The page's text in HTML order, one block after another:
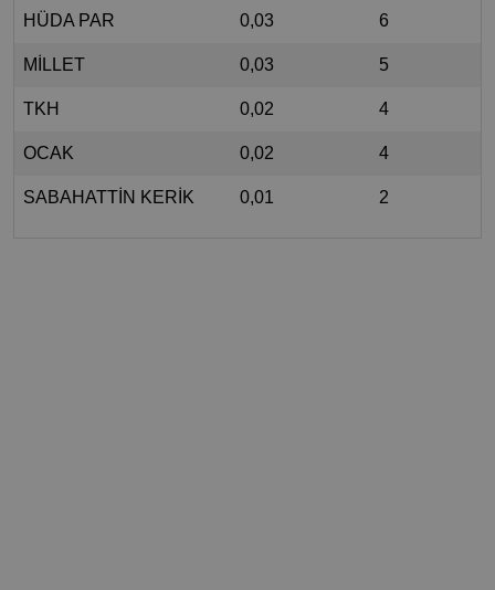
HÜDA PAR 0,03 6
MİLLET 0,03 5
TKH 0,02 4
OCAK 0,02 4
SABAHATTİN KERİK 0,01 2